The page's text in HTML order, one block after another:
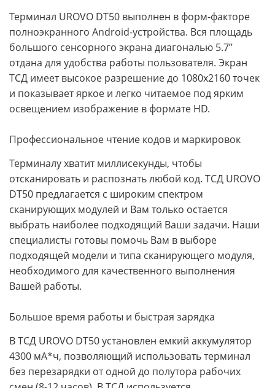
Терминал UROVO DT50 выполнен в форм-факторе
полноэкранного Android-устройства. Вся площадь
большого сенсорного экрана диагональю 5.7’’
отдана для удобства работы пользователя. Экран
ТСД имеет высокое разрешение до 1080х2160 точек
и показывает яркое и легко читаемое под ярким
освещением изображение в формате HD.
Профессиональное чтение кодов и маркировок
Терминалу хватит миллисекунды, чтобы
отсканировать и распознать любой код. ТСД UROVO
DT50 предлагается с широким спектром
сканирующих модулей и Вам только остается
выбрать наиболее подходящий Ваши задачи. Наши
специалисты готовы помочь Вам в выборе
подходящей модели и типа сканирующего модуля,
необходимого для качественного выполнения
Вашей работы.
Большое время работы и быстрая зарядка
В ТСД UROVO DT50 установлен емкий аккумулятор
4300 мА*ч, позволяющий использовать терминал
без перезарядки от одной до полутора рабочих